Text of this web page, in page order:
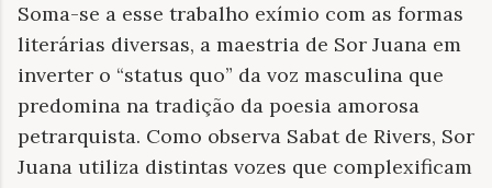
Soma-se a esse trabalho exímio com as formas
literárias diversas, a maestria de Sor Juana em
inverter o “status quo” da voz masculina que
predomina na tradição da poesia amorosa
petrarquista. Como observa Sabat de Rivers, Sor
Juana utiliza distintas vozes que complexificam